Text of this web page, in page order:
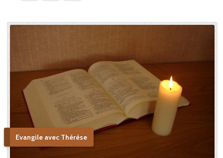
Evangile avec Thérèse